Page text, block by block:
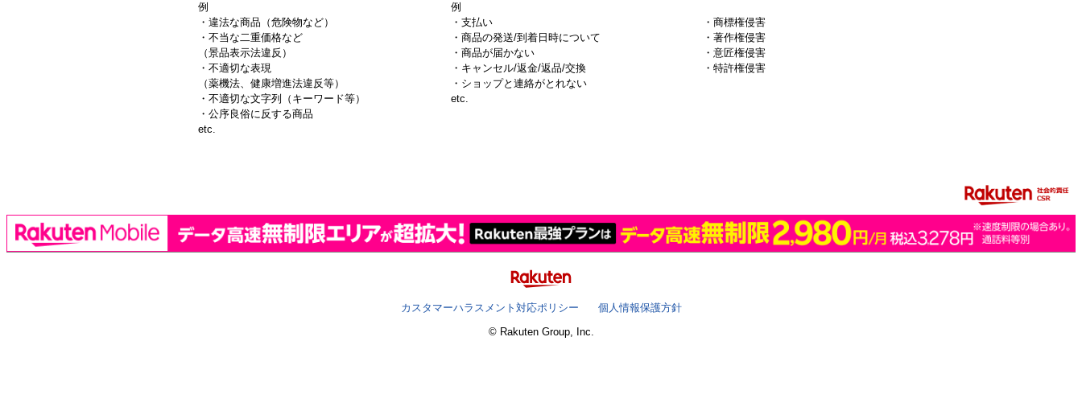
例
・違法な商品（危険物など）
・不当な二重価格など
（景品表示法違反）
・不適切な表現
（薬機法、健康増進法違反等）
・不適切な文字列（キーワード等）
・公序良俗に反する商品
etc.
例
・支払い
・商品の発送/到着日時について
・商品が届かない
・キャンセル/返金/返品/交換
・ショップと連絡がとれない
etc.
・商標権侵害
・著作権侵害
・意匠権侵害
・特許権侵害
カスタマーハラスメント対応ポリシー
個人情報保護方針
© Rakuten Group, Inc.